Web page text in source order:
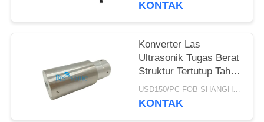
KONTAK
Konverter Las
Ultrasonik Tugas Berat
Struktur Tertutup Tahan
Lama
USD150/PC FOB SHANGHAI MOQ:1pcs
KONTAK